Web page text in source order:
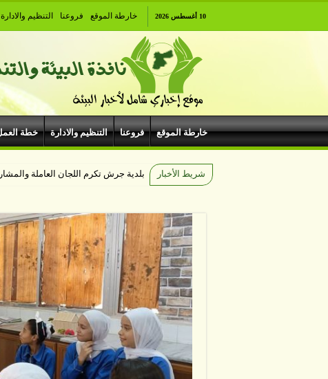
10 أغسطس 2026 خارطة الموقع فروعنا التنظيم والادارة
خارطة الموقع فروعنا التنظيم والادارة خطة
شريط الأخبار بلدية جرش تكرم اللجان العاملة